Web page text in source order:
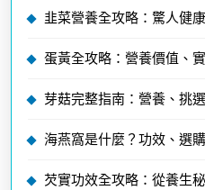
韭菜營養全攻略：驚人健
蛋黃全攻略：營養價值、
芽菇完整指南：營養、挑
海燕窩是什麼？功效、選
芡實功效全攻略：從養生